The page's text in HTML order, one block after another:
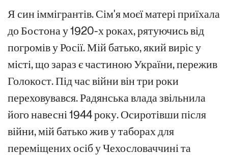
Я син іммігрантів. Сім'я моєї матері приїхала
до Бостона у 1920-х роках, рятуючись від
погромів у Росії. Мій батько, який виріс у
місті, що зараз є частиною України, пережив
Голокост. Під час війни він три роки
переховувався. Радянська влада звільнила
його навесні 1944 року. Осиротівши після
війни, мій батько жив у таборах для
переміщених осіб у Чехословаччині та